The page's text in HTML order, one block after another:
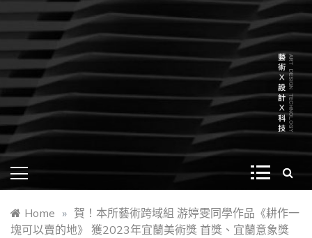
國立陽明交通大學 應用藝術研
究所
Institute of Applied Arts, National Yang Ming Chiao
Home » 賀！本所藝術跨域組 游婷雯同學作品《耕作一
塊可以賣的地》 獲2023年宜蘭美術獎 首獎、宜蘭意象獎